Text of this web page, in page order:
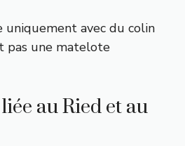
avec du colin
pas une matelote
au Ried et au